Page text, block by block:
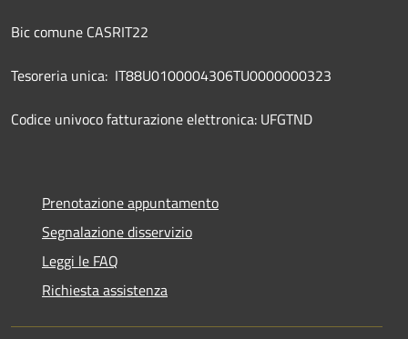
Bic comune CASRIT22
Tesoreria unica: IT88U0100004306TU0000000323
Codice univoco fatturazione elettronica: UFGTND
Prenotazione appuntamento
Segnalazione disservizio
Leggi le FAQ
Richiesta assistenza